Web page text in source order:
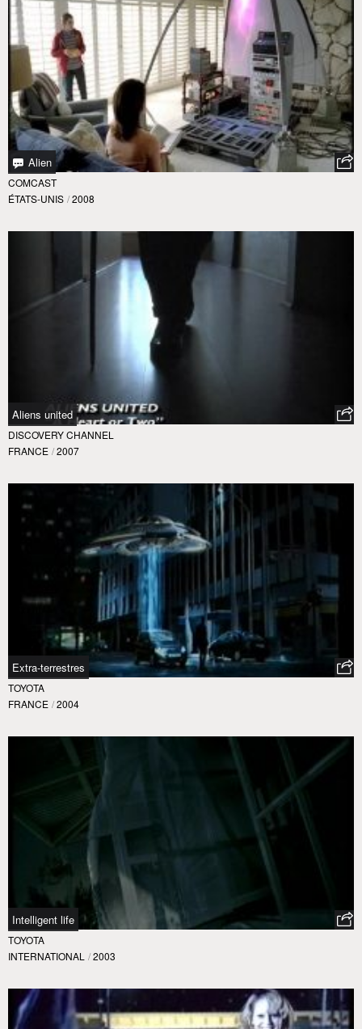
Alien
COMCAST
ÉTATS-UNIS / 2008
Aliens united
DISCOVERY CHANNEL
FRANCE / 2007
Extra-terrestres
TOYOTA
FRANCE / 2004
Intelligent life
TOYOTA
INTERNATIONAL / 2003